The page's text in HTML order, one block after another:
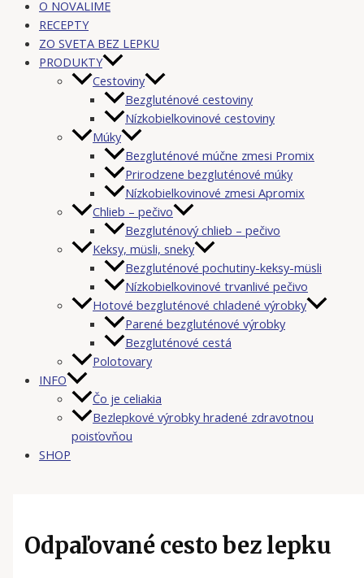
O NOVALIME
RECEPTY
ZO SVETA BEZ LEPKU
PRODUKTY
Cestoviny
Bezgluténové cestoviny
Nízkobielkovinové cestoviny
Múky
Bezgluténové múčne zmesi Promix
Prirodzene bezgluténové múky
Nízkobielkovinové zmesi Apromix
Chlieb – pečivo
Bezgluténový chlieb – pečivo
Keksy, müsli, sneky
Bezgluténové pochutiny-keksy-müsli
Nízkobielkovinové trvanlivé pečivo
Hotové bezgluténové chladené výrobky
Parené bezgluténové výrobky
Bezgluténové cestá
Polotovary
INFO
Čo je celiakia
Bezlepkové výrobky hradené zdravotnou
poisťovňou
SHOP
Odpaľované cesto bez lepku